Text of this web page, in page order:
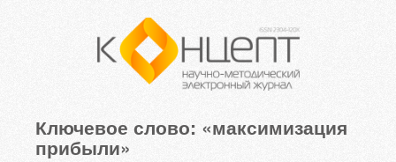
Ключевое слово: «максимизация
прибыли»